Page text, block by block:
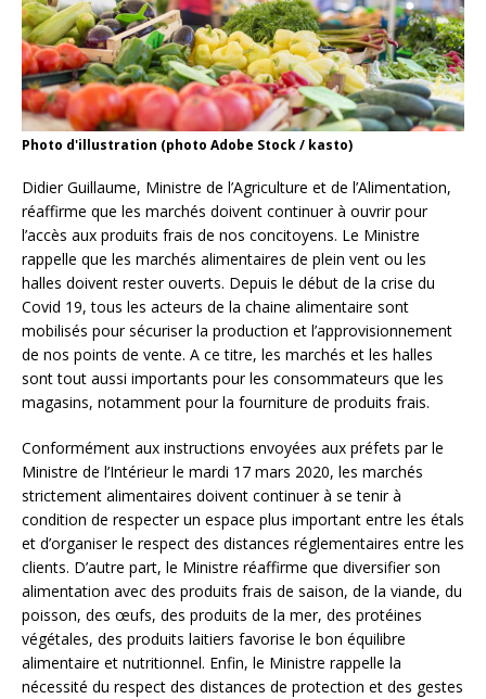
Photo d'illustration (photo Adobe Stock / kasto)
Didier Guillaume, Ministre de l’Agriculture et de l’Alimentation,
réaffirme que les marchés doivent continuer à ouvrir pour
l’accès aux produits frais de nos concitoyens. Le Ministre
rappelle que les marchés alimentaires de plein vent ou les
halles doivent rester ouverts. Depuis le début de la crise du
Covid 19, tous les acteurs de la chaine alimentaire sont
mobilisés pour sécuriser la production et l’approvisionnement
de nos points de vente. A ce titre, les marchés et les halles
sont tout aussi importants pour les consommateurs que les
magasins, notamment pour la fourniture de produits frais.
Conformément aux instructions envoyées aux préfets par le
Ministre de l’Intérieur le mardi 17 mars 2020, les marchés
strictement alimentaires doivent continuer à se tenir à
condition de respecter un espace plus important entre les étals
et d’organiser le respect des distances réglementaires entre les
clients. D’autre part, le Ministre réaffirme que diversifier son
alimentation avec des produits frais de saison, de la viande, du
poisson, des œufs, des produits de la mer, des protéines
végétales, des produits laitiers favorise le bon équilibre
alimentaire et nutritionnel. Enfin, le Ministre rappelle la
nécessité du respect des distances de protection et des gestes